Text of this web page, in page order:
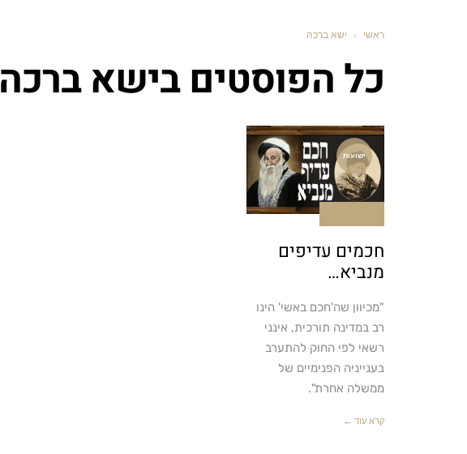
ראשי › ישא ברכה
כל הפוסטים בישא ברכה
ישועות
חכמים עדיפים
מנביא…
"מכיוון שה'חכם באשי' הינו
רב במדינה תורכית, אינני
רשאי לפי החוק להתערב
בענייניה הפנימיים של
ממשלה אחרת".
קרא עוד ←